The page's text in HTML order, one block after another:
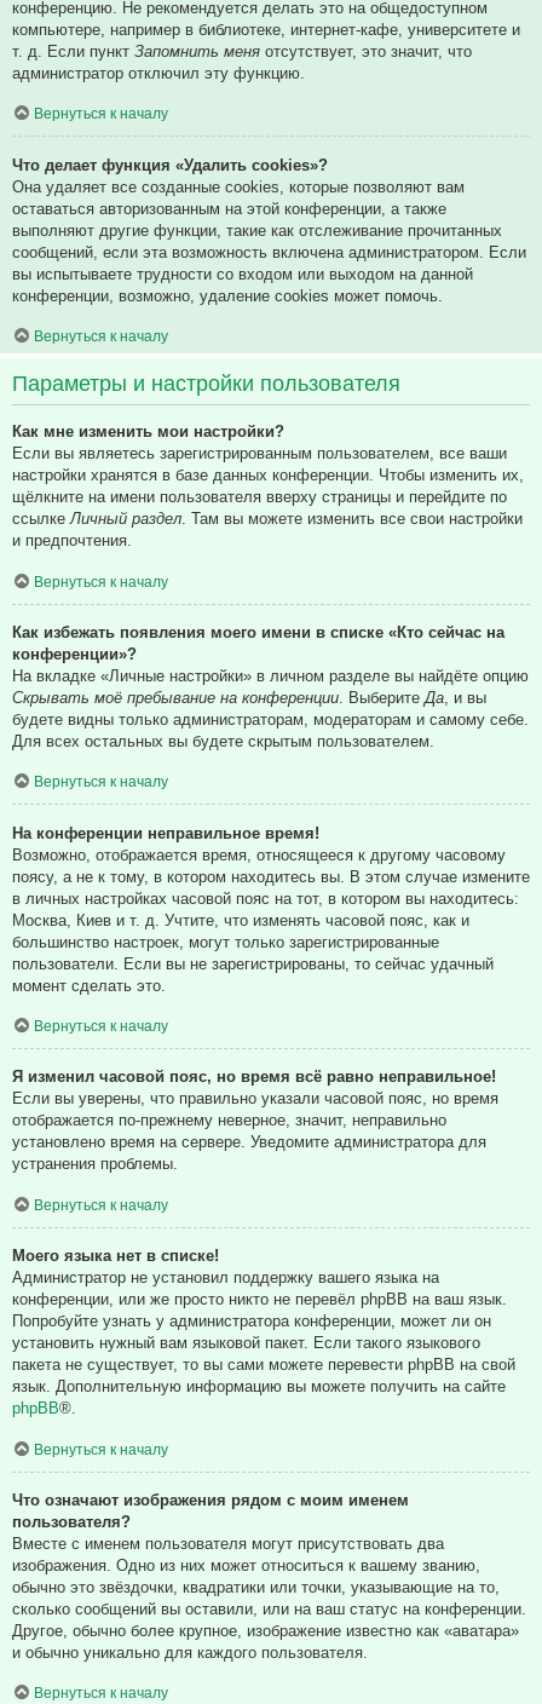
конференцию. Не рекомендуется делать это на общедоступном
компьютере, например в библиотеке, интернет-кафе, университете и
т. д. Если пункт Запомнить меня отсутствует, это значит, что
администратор отключил эту функцию.
Вернуться к началу
Что делает функция «Удалить cookies»?
Она удаляет все созданные cookies, которые позволяют вам
оставаться авторизованным на этой конференции, а также
выполняют другие функции, такие как отслеживание прочитанных
сообщений, если эта возможность включена администратором. Если
вы испытываете трудности со входом или выходом на данной
конференции, возможно, удаление cookies может помочь.
Вернуться к началу
Параметры и настройки пользователя
Как мне изменить мои настройки?
Если вы являетесь зарегистрированным пользователем, все ваши
настройки хранятся в базе данных конференции. Чтобы изменить их,
щёлкните на имени пользователя вверху страницы и перейдите по
ссылке Личный раздел . Там вы можете изменить все свои настройки
и предпочтения.
Вернуться к началу
Как избежать появления моего имени в списке «Кто сейчас на
конференции»?
На вкладке «Личные настройки» в личном разделе вы найдёте опцию
Скрывать моё пребывание на конференции . Выберите Да , и вы
будете видны только администраторам, модераторам и самому себе.
Для всех остальных вы будете скрытым пользователем.
Вернуться к началу
На конференции неправильное время!
Возможно, отображается время, относящееся к другому часовому
поясу, а не к тому, в котором находитесь вы. В этом случае измените
в личных настройках часовой пояс на тот, в котором вы находитесь:
Москва, Киев и т. д. Учтите, что изменять часовой пояс, как и
большинство настроек, могут только зарегистрированные
пользователи. Если вы не зарегистрированы, то сейчас удачный
момент сделать это.
Вернуться к началу
Я изменил часовой пояс, но время всё равно неправильное!
Если вы уверены, что правильно указали часовой пояс, но время
отображается по-прежнему неверное, значит, неправильно
установлено время на сервере. Уведомите администратора для
устранения проблемы.
Вернуться к началу
Моего языка нет в списке!
Администратор не установил поддержку вашего языка на
конференции, или же просто никто не перевёл phpBB на ваш язык.
Попробуйте узнать у администратора конференции, может ли он
установить нужный вам языковой пакет. Если такого языкового
пакета не существует, то вы сами можете перевести phpBB на свой
язык. Дополнительную информацию вы можете получить на сайте
phpBB®.
Вернуться к началу
Что означают изображения рядом с моим именем
пользователя?
Вместе с именем пользователя могут присутствовать два
изображения. Одно из них может относиться к вашему званию,
обычно это звёздочки, квадратики или точки, указывающие на то,
сколько сообщений вы оставили, или на ваш статус на конференции.
Другое, обычно более крупное, изображение известно как «аватара»
и обычно уникально для каждого пользователя.
Вернуться к началу